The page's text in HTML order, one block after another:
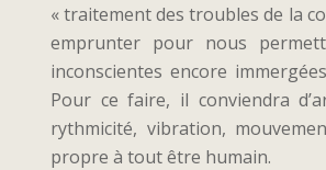
« traitement des troubles de la
emprunter pour nous
inconscientes encore
Pour ce faire, il conviendra
rythmicité, vibration,
propre à tout être humain.